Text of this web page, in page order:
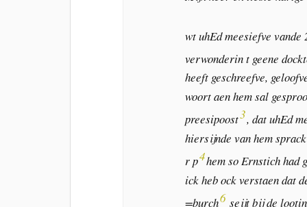
wt uhEd meesiefve vande
verwonderin t geene
heeft geschreefve,
woort aen hem sal
preesipoost3, dat uhEd
hiersijnde van hem
r p4hem so Ernstich had
ick heb ock verstaen dat
=burch6 seijt bij de